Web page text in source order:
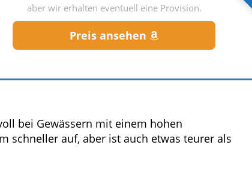
aber wir erhalten eventuell eine Provision.
Preis ansehen
bei Gewässern mit einem hohen
schneller auf, aber ist auch etwas teurer als